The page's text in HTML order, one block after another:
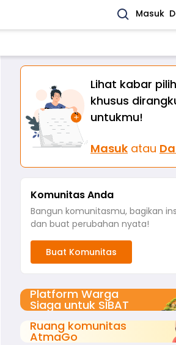
Masuk
Lihat kabar
khusus
untukmu!
Masuk atau
Komunitas Anda
Bangun komunitasmu, bagikan
dan buat perubahan nyata!
Buat Komunitas
Platform Warga
Siaga untuk SIBAT
Ruang komunitas
AtmaGo